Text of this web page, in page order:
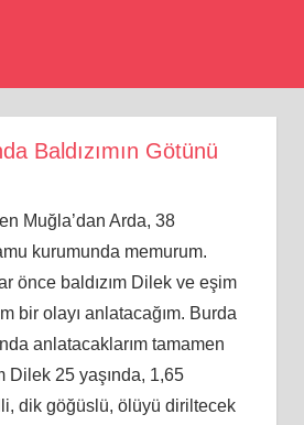
Baldızımın Götünü
Muğla’dan Arda, 38
kurumunda memurum.
önce baldızım Dilek ve eşim
bir olayı anlatacağım. Burda
anlatacaklarım tamamen
Dilek 25 yaşında, 1,65
dik göğüslü, ölüyü diriltecek